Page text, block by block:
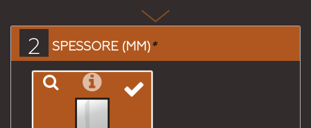
2 SPESSORE (MM)*